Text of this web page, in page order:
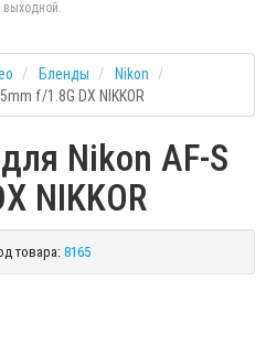
выходной.
Бленды
Nikon
f/1.8G DX NIKKOR
Nikon AF-S
NIKKOR
товара: 8165